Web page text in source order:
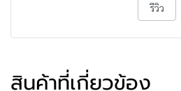
รีวิว
สินค้าที่เกี่ยวข้อง